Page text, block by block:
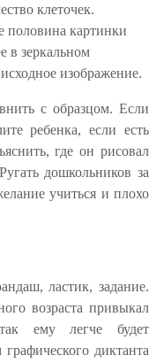
клеточек.
половина картинки
в зеркальном
изображение.
с образцом. Если
ребенка, если есть
где он рисовал
дошкольников за
учиться и плохо
ластик, задание.
возраста привыкал
ему легче будет
диктанта